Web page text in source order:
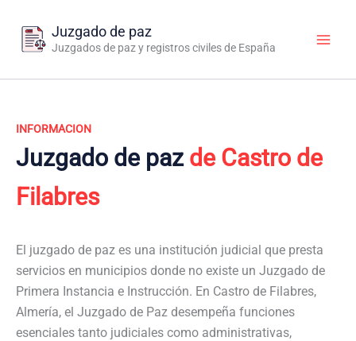
contenido
Juzgado de paz
Juzgados de paz y registros civiles de España
INFORMACION
Juzgado de paz de Castro de
Filabres
El juzgado de paz es una institución judicial que presta
servicios en municipios donde no existe un Juzgado de
Primera Instancia e Instrucción. En Castro de Filabres,
Almería, el Juzgado de Paz desempeña funciones
esenciales tanto judiciales como administrativas,